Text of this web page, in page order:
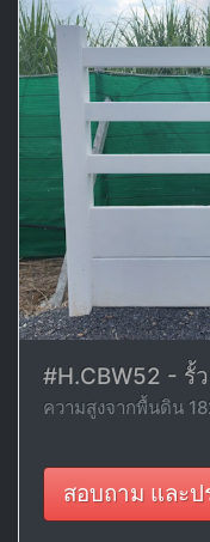
#H.CBW52 - รั้
ความสูงจากพื้นดิน
สอบถาม และป